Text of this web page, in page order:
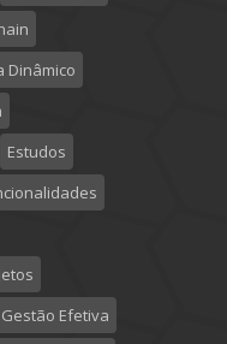
Dinâmico
Estudos
Gestão Efetiva